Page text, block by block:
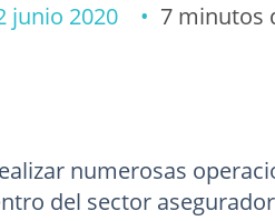
junio 2020 • 7 minutos
numerosas
del sector